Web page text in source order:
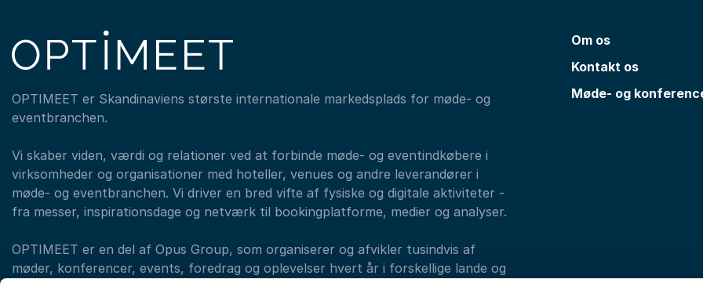
OPTIMEET er Skandinaviens største internationale markedsplads for møde- og
eventbranchen.
Vi skaber viden, værdi og relationer ved at forbinde møde- og eventindkøbere i
virksomheder og organisationer med hoteller, venues og andre leverandører i
møde- og eventbranchen. Vi driver en bred vifte af fysiske og digitale aktiviteter -
fra messer, inspirationsdage og netværk til bookingplatforme, medier og analyser.
OPTIMEET er en del af Opus Group, som organiserer og afvikler tusindvis af
møder, konferencer, events, foredrag og oplevelser hvert år i forskellige lande og
Om os
Kontakt os
Møde- og